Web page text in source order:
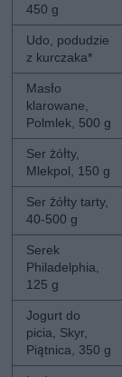
450 g
Udo, podudzie
z kurczaka*
Masło
klarowane,
Polmlek, 500 g
Ser żółty,
Mlekpol, 150 g
Ser żółty tarty,
40-500 g
Serek
Philadelphia,
125 g
Jogurt do
picia, Skyr,
Piątnica, 350 g